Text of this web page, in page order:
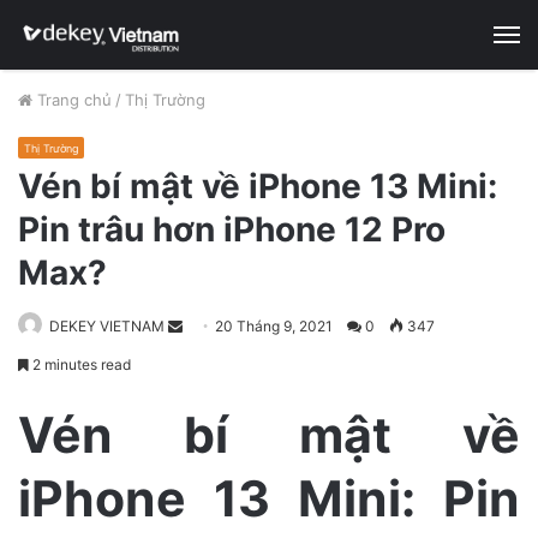
Trang chủ / Thị Trường
Thị Trường
Vén bí mật về iPhone 13 Mini:
Pin trâu hơn iPhone 12 Pro
Max?
DEKEY VIETNAM
d
e
20 Tháng 9, 2021 0 347
2 minutes read
Vén bí mật về
iPhone 13 Mini: Pin